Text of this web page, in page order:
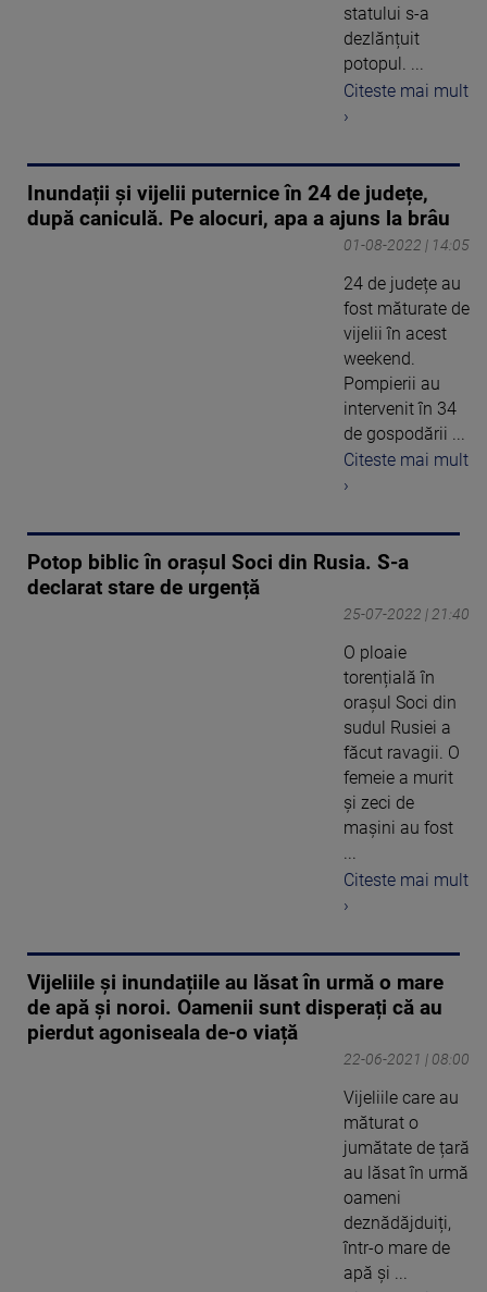
statului s-a
dezlănțuit
potopul. ...
Citeste mai mult
›
Inundații și vijelii puternice în 24 de județe,
după caniculă. Pe alocuri, apa a ajuns la brâu
01-08-2022 | 14:05
24 de județe au
fost măturate de
vijelii în acest
weekend.
Pompierii au
intervenit în 34
de gospodării ...
Citeste mai mult
›
Potop biblic în orașul Soci din Rusia. S-a
declarat stare de urgență
25-07-2022 | 21:40
O ploaie
torențială în
oraşul Soci din
sudul Rusiei a
făcut ravagii. O
femeie a murit
și zeci de
mașini au fost
...
Citeste mai mult
›
Vijeliile și inundațiile au lăsat în urmă o mare
de apă și noroi. Oamenii sunt disperați că au
pierdut agoniseala de-o viață
22-06-2021 | 08:00
Vijeliile care au
măturat o
jumătate de țară
au lăsat în urmă
oameni
deznădăjduiți,
într-o mare de
apă și ...